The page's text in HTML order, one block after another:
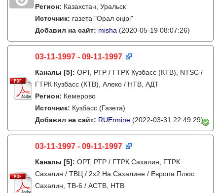
Регион: Казахстан, Уральск
Источник: газета "Орал өңірі"
Добавил на сайт: misha (2020-05-19 08:07:26)
03-11-1997 - 09-11-1997
Каналы [5]: ОРТ, РТР / ГТРК Кузбасс (КТВ), NTSC /
ГТРК Кузбасс (КТВ), Алеко / НТВ, АДТ
Регион: Кемерово
Источник: Кузбасс (Газета)
Добавил на сайт: RUErmine (2022-03-31 22:49:29)
03-11-1997 - 09-11-1997
Каналы [5]: ОРТ, РТР / ГТРК Сахалин, ГТРК
Сахалин / ТВЦ / 2х2 На Сахалине / Европа Плюс
Сахалин, ТВ-6 / АСТВ, НТВ